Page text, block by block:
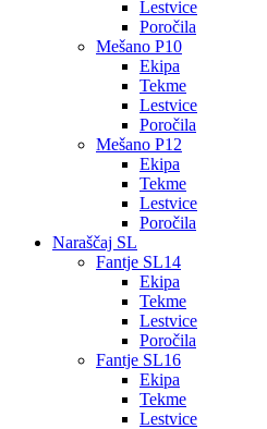
Lestvice
Poročila
Mešano P10
Ekipa
Tekme
Lestvice
Poročila
Mešano P12
Ekipa
Tekme
Lestvice
Poročila
Naraščaj SL
Fantje SL14
Ekipa
Tekme
Lestvice
Poročila
Fantje SL16
Ekipa
Tekme
Lestvice